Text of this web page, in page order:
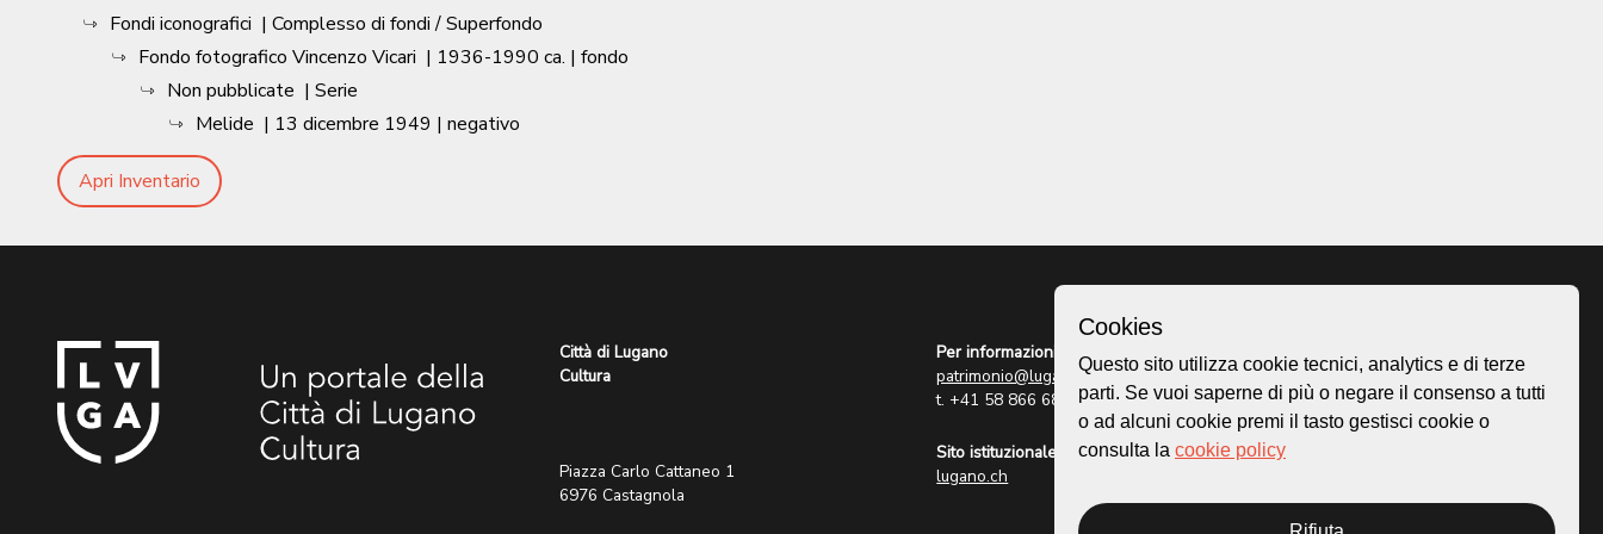
Fondi iconografici | Complesso di fondi / Superfondo
Fondo fotografico Vincenzo Vicari | 1936-1990 ca. | fondo
Non pubblicate | Serie
Melide | 13 dicembre 1949 | negativo
Apri Inventario
Città di Lugano
Cultura
Piazza Carlo Cattaneo 1
6976 Castagnola
Per informazioni:
patrimonio@lugano.ch
t. +41 58 866 68 50
Sito istituzionale:
lugano.ch
Homepage
Mappa
Storie
Cookies
Questo sito utilizza cookie tecnici, analytics e di terze
parti. Se vuoi saperne di più o negare il consenso a tutti
o ad alcuni cookie premi il tasto gestisci cookie o
consulta la cookie policy